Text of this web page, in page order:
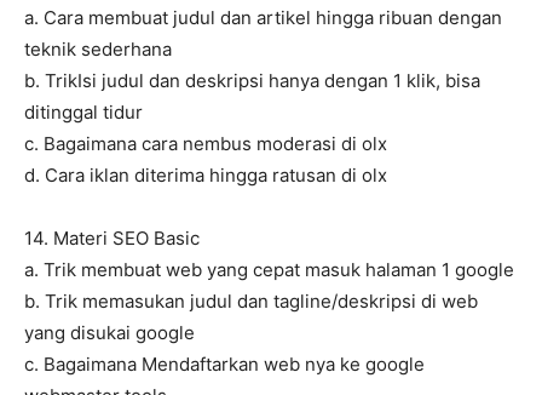
a. Cara membuat judul dan artikel hingga ribuan dengan
teknik sederhana
b. TrikIsi judul dan deskripsi hanya dengan 1 klik, bisa
ditinggal tidur
c. Bagaimana cara nembus moderasi di olx
d. Cara iklan diterima hingga ratusan di olx
14. Materi SEO Basic
a. Trik membuat web yang cepat masuk halaman 1 google
b. Trik memasukan judul dan tagline/deskripsi di web
yang disukai google
c. Bagaimana Mendaftarkan web nya ke google